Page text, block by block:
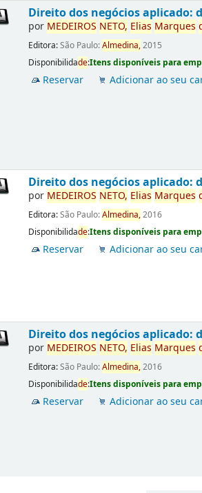
Direito dos negócios aplicado:
por MEDEIROS NETO, Elias Marques
Editora:São Paulo:Almedina,2015
Disponibilidade:Itens disponíveis para
Reservar Adicionar ao seu
Direito dos negócios aplicado:
por MEDEIROS NETO, Elias Marques
Editora:São Paulo:Almedina,2016
Disponibilidade:Itens disponíveis para
Reservar Adicionar ao seu
Direito dos negócios aplicado:
por MEDEIROS NETO, Elias Marques
Editora:São Paulo:Almedina,2016
Disponibilidade:Itens disponíveis para
Reservar Adicionar ao seu